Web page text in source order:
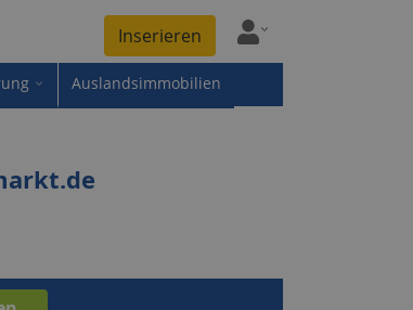
Inserieren
Auslandsimmobilien